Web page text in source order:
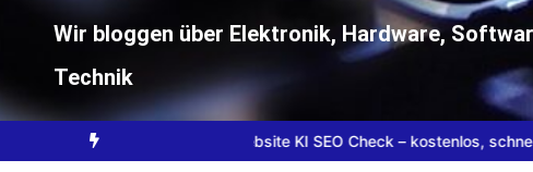
Wir bloggen über Elektronik, Hardware,
Technik
sie unverzichtbar sind Website KI SEO Check – kostenlos, schnell,